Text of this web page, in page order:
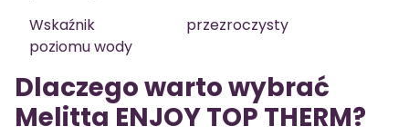
Wskaźnik
poziomu wody
przezroczysty
Dlaczego warto wybrać
Melitta ENJOY TOP THERM?